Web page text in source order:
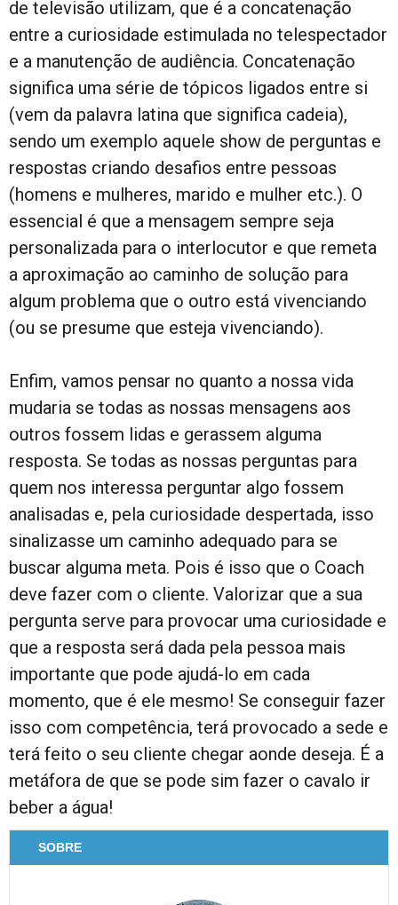
de televisão utilizam, que é a concatenação
entre a curiosidade estimulada no telespectador
e a manutenção de audiência. Concatenação
significa uma série de tópicos ligados entre si
(vem da palavra latina que significa cadeia),
sendo um exemplo aquele show de perguntas e
respostas criando desafios entre pessoas
(homens e mulheres, marido e mulher etc.). O
essencial é que a mensagem sempre seja
personalizada para o interlocutor e que remeta
a aproximação ao caminho de solução para
algum problema que o outro está vivenciando
(ou se presume que esteja vivenciando).
Enfim, vamos pensar no quanto a nossa vida
mudaria se todas as nossas mensagens aos
outros fossem lidas e gerassem alguma
resposta. Se todas as nossas perguntas para
quem nos interessa perguntar algo fossem
analisadas e, pela curiosidade despertada, isso
sinalizasse um caminho adequado para se
buscar alguma meta. Pois é isso que o Coach
deve fazer com o cliente. Valorizar que a sua
pergunta serve para provocar uma curiosidade e
que a resposta será dada pela pessoa mais
importante que pode ajudá-lo em cada
momento, que é ele mesmo! Se conseguir fazer
isso com competência, terá provocado a sede e
terá feito o seu cliente chegar aonde deseja. É a
metáfora de que se pode sim fazer o cavalo ir
beber a água!
SOBRE